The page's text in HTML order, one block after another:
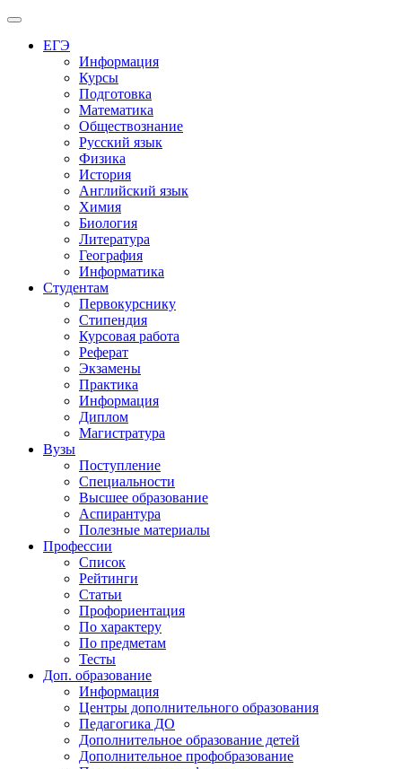
Меню
ЕГЭ
Информация
Курсы
Подготовка
Математика
Обществознание
Русский язык
Физика
История
Английский язык
Химия
Биология
Литература
География
Информатика
Студентам
Первокурснику
Стипендия
Курсовая работа
Реферат
Экзамены
Практика
Информация
Диплом
Магистратура
Вузы
Поступление
Специальности
Высшее образование
Аспирантура
Полезные материалы
Профессии
Список
Рейтинги
Статьи
Профориентация
По характеру
По предметам
Тесты
Доп. образование
Информация
Центры дополнительного образования
Педагогика ДО
Дополнительное образование детей
Дополнительное профобразование